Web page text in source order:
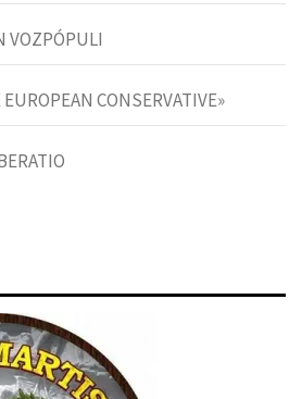
VOZPÓPULI
CONSERVATIVE»